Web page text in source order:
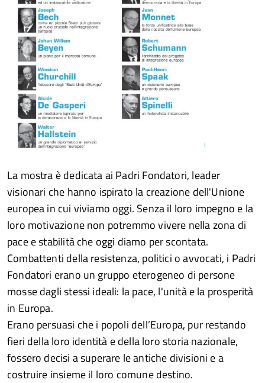
La mostra è dedicata ai Padri Fondatori, leader
visionari che hanno ispirato la creazione dell'Unione
europea in cui viviamo oggi. Senza il loro impegno e la
loro motivazione non potremmo vivere nella zona di
pace e stabilità che oggi diamo per scontata.
Combattenti della resistenza, politici o avvocati, i Padri
Fondatori erano un gruppo eterogeneo di persone
mosse dagli stessi ideali: la pace, l'unità e la prosperità
in Europa.
Erano persuasi che i popoli dell’Europa, pur restando
fieri della loro identità e della loro storia nazionale,
fossero decisi a superare le antiche divisioni e a
costruire insieme il loro comune destino.